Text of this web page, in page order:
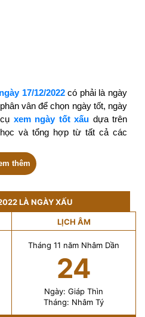
ngày 17/12/2022có phải là ngày
vân để chọn ngày tốt, ngày
xem ngày tốt xấu dựa trên
và tổng hợp từ tất cả các
thêm
LÀ NGÀY XẤU
LỊCH ÂM
Tháng 11 năm Nhâm Dần
24
Ngày: Giáp Thìn
Tháng: Nhâm Tý